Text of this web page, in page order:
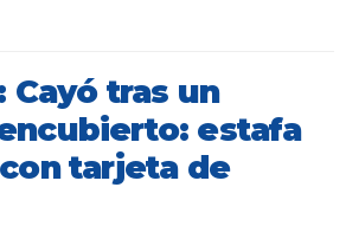
Cayó tras un
estafa
tarjeta de